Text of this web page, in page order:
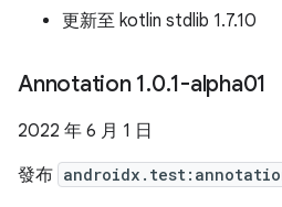
更新至 kotlin stdlib 1.7.10
Annotation 1.0.1-alpha01
2022 年 6 月 1 日
發布